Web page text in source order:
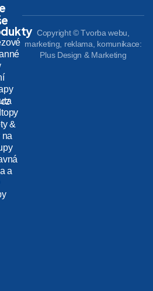
&
na
a
Copyright © Tvorba webu,
marketing, reklama, komunikace:
Plus Design & Marketing